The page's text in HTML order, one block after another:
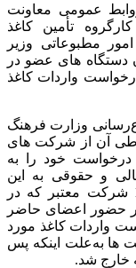
عمومی معاونت
تأمین کاغذ
مطبوعاتی وزیر
دستگاه‌ های عضو در
معاونت امور مطبوعاتی برگزار و 15 درخواست واردات کاغذ
وزارت فرهنگ
در تاریخ 2 تیرماه 1400 که طی آن از شرکت‌ های
درخواست خود را به‌
و حقوقی به این
معاونت ارسال کنند، پاکت‌ های ارسالی 16 شرکت معتبر که در
حضور اعضای حاضر
مفتوح و 15 درخواست واردات کاغذ مورد
ها به‌علت اینکه پس
خارج شد.